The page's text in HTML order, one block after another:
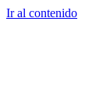
Ir al contenido